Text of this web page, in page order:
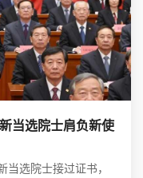
当选院士肩负新使
选院士接过证书，